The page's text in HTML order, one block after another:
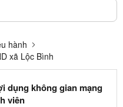
hành
xã Lộc Bình
dụng không gian mạng
viên